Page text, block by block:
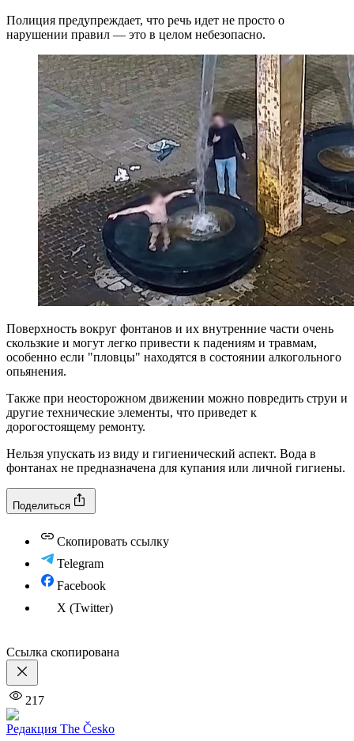
Полиция предупреждает, что речь идет не просто о
нарушении правил — это в целом небезопасно.
Поверхность вокруг фонтанов и их внутренние части очень
скользкие и могут легко привести к падениям и травмам,
особенно если "пловцы" находятся в состоянии алкогольного
опьянения.
Также при неосторожном движении можно повредить струи и
другие технические элементы, что приведет к
дорогостоящему ремонту.
Нельзя упускать из виду и гигиенический аспект. Вода в
фонтанах не предназначена для купания или личной гигиены.
Поделиться
Скопировать ссылку
Telegram
Facebook
X (Twitter)
Ссылка скопирована
217
Редакция The Česko